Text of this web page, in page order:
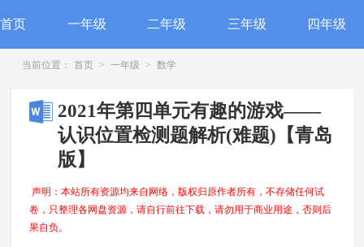
首页 一年级 二年级 三年级 四年级
当前位置： 首页 > 一年级 > 数学
2021年第四单元有趣的游戏——
认识位置检测题解析(难题)【青岛
版】
声明：本站所有资源均来自网络，版权归原作者所有，不存储任何试
卷，只整理各网盘资源，请自行前往下载，请勿用于商业用途，否则后
果自负。